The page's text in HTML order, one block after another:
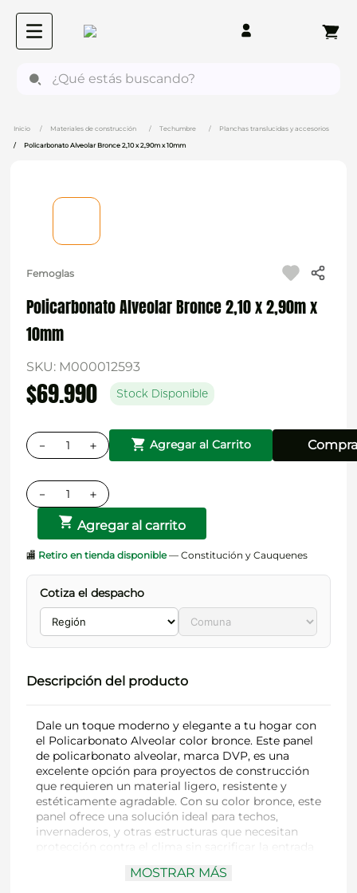
Materiales de construcción Techumbre Planchas translucidas y accesorios
Policarbonato Alveolar Bronce 2,10 x 2,90m x 10mm
Femoglas
Policarbonato Alveolar Bronce 2,10 x 2,90m x
10mm
SKU: M000012593
$69.990 Stock Disponible
＋
－ Agregar al Carrito
＋
－
Agregar al carrito
🏬 Retiro en tienda disponible— Constitución y Cauquenes
Cotiza el despacho
Descripción del producto
Dale un toque moderno y elegante a tu hogar con
el Policarbonato Alveolar color bronce. Este panel
de policarbonato alveolar, marca DVP, es una
excelente opción para proyectos de construcción
que requieren un material ligero, resistente y
estéticamente agradable. Con su color bronce, este
panel ofrece una solución ideal para techos,
invernaderos, y otras estructuras que necesitan
protección contra el clima sin sacrificar la entrada
durabilidad y resistencia a impactos, lo que
MOSTRAR MÁS